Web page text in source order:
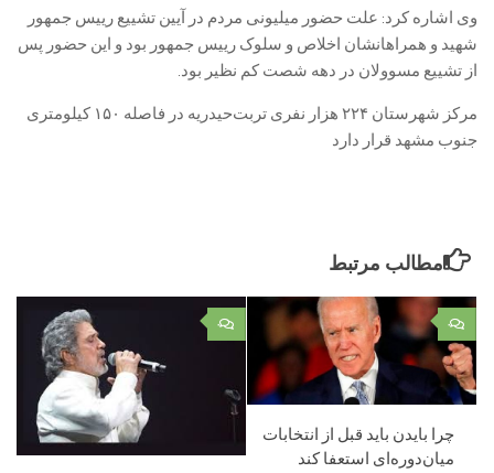
وی اشاره کرد: علت حضور میلیونی مردم در آیین تشییع رییس جمهور
شهید و همراهانشان اخلاص و سلوک رییس جمهور بود و این حضور پس
از تشییع مسوولان در دهه شصت کم نظیر بود.
مرکز شهرستان ۲۲۴ هزار نفری تربت‌حیدریه در فاصله ۱۵۰ کیلومتری
جنوب مشهد قرار دارد
مطالب مرتبط
۰ ۰
چرا بایدن باید قبل از انتخابات
میان‌دوره‌ای استعفا کند